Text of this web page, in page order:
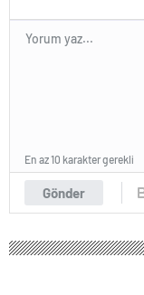
Gönder
En az 10 karakter gerekli